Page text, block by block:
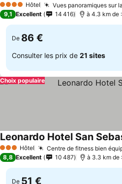
4 Étoiles Hôtel Vues panoramiques sur
9,1 Excellent 14 416 à 4.3 km de
De 86 €
Consulter les prix de 21 sites
Choix populaire
3 ÉtoilesHôtel Centre de fitness bien
Leonardo Hotel San
8,8 Excellent 10 487 à 3.3 km de
De 51 €